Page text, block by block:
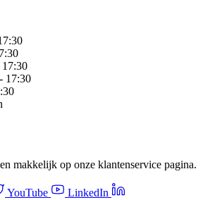
17:30
makkelijk op onze klantenservice pagina.
YouTube
LinkedIn